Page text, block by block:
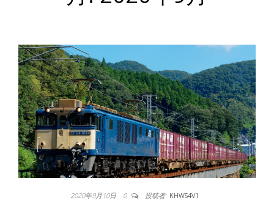
2020年9月10日 0 投稿者: KHWS4V1